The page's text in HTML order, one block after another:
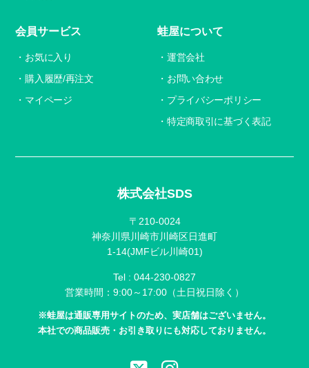
株式会社SDS
〒210-0024
神奈川県川崎市川崎区日進町
1-14(JMFビル川崎01)
Tel : 044-230-0827
営業時間：9:00～17:00（土日祝日除く）
※蛙屋は通販専用サイトのため、実店舗はございません。
本社での商品販売・お引き取りにも対応しておりません。
会員サービス
お気に入り
購入履歴/再注文
マイページ
蛙屋について
運営会社
お問い合わせ
プライバシーポリシー
特定商取引に基づく表記